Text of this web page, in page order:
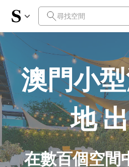
澳門小
地
在數百個空間